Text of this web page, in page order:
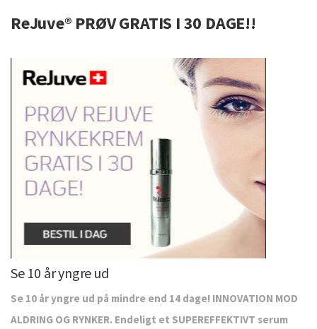
ReJuve® PRØV GRATIS I 30 DAGE!!
Se 10 år yngre ud
Se 10 år yngre ud på mindre end 14 dage! INNOVATION MOD
ALDRING OG RYNKER. Endeligt et SUPEREFFEKTIVT serum